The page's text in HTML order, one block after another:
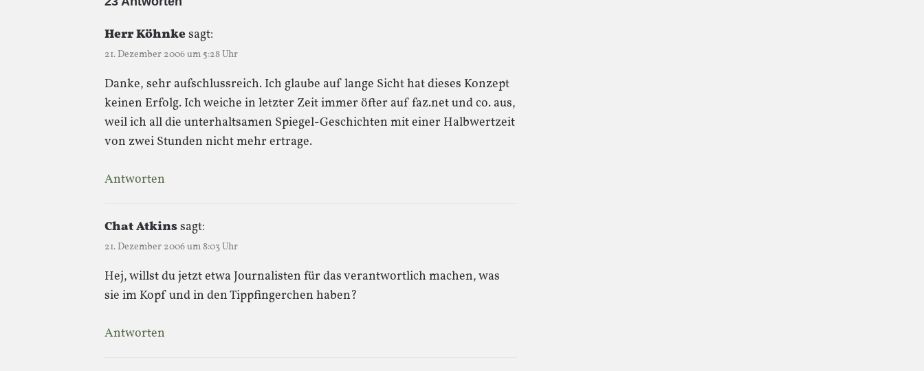
Herr Köhnkesagt:
21. Dezember 2006 um 5:28 Uhr
Danke, sehr aufschlussreich. Ich glaube auf lange Sicht hat dieses Konzept
keinen Erfolg. Ich weiche in letzter Zeit immer öfter auf faz.net und co. aus,
weil ich all die unterhaltsamen Spiegel-Geschichten mit einer Halbwertzeit
von zwei Stunden nicht mehr ertrage.
Antworten
Chat Atkinssagt:
21. Dezember 2006 um 8:03 Uhr
Hej, willst du jetzt etwa Journalisten für das verantwortlich machen, was
sie im Kopf und in den Tippfingerchen haben?
Antworten